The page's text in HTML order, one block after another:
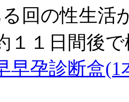
回の性生活
１１日間後
早孕診断盒(1